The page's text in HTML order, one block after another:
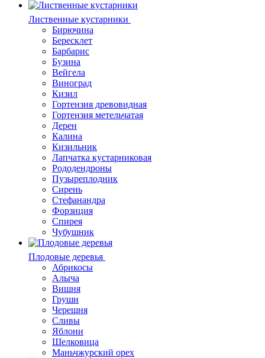
Лиственные кустарники
Бирючина
Бересклет
Барбарис
Бузина
Вейгела
Виноград
Кизил
Гортензия древовидная
Гортензия метельчатая
Дерен
Калина
Кизильник
Лапчатка кустарниковая
Рододендроны
Пузыреплодник
Сирень
Стефанандра
Форзиция
Спирея
Чубушник
Плодовые деревья
Абрикосы
Алыча
Вишня
Груши
Черешня
Сливы
Яблони
Шелковица
Маньчжурский орех